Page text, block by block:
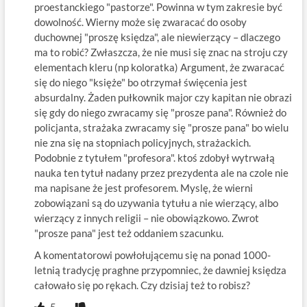
proestanckiego "pastorze". Powinna w tym zakresie być
dowolność. Wierny może się zwaracać do osoby
duchownej "proszę księdza", ale niewierzący – dlaczego
ma to robić? Zwłaszcza, że nie musi się znac na stroju czy
elementach kleru (np koloratka) Argument, że zwaracać
się do niego "księże" bo otrzymał święcenia jest
absurdalny. Żaden pułkownik major czy kapitan nie obrazi
się gdy do niego zwracamy się "prosze pana". Również do
policjanta, strażaka zwracamy się "prosze pana" bo wielu
nie zna się na stopniach policyjnych, strażackich.
Podobnie z tytułem "profesora". ktoś zdobył wytrwałą
nauka ten tytuł nadany przez prezydenta ale na czole nie
ma napisane że jest profesorem. Myslę, że wierni
zobowiązani są do uzywania tytułu a nie wierzący, albo
wierzący z innych religii – nie obowiązkowo. Zwrot
"prosze pana" jest też oddaniem szacunku.
A komentatorowi powłołującemu się na ponad 1000-
letnią tradycję praghne przypomniec, że dawniej księdza
całowało się po rękach. Czy dzisiaj też to robisz?